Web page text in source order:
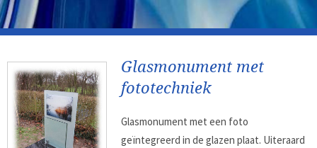
Glasmonument met
fototechniek
Glasmonument met een foto
geïntegreerd in de glazen plaat. Uiteraard